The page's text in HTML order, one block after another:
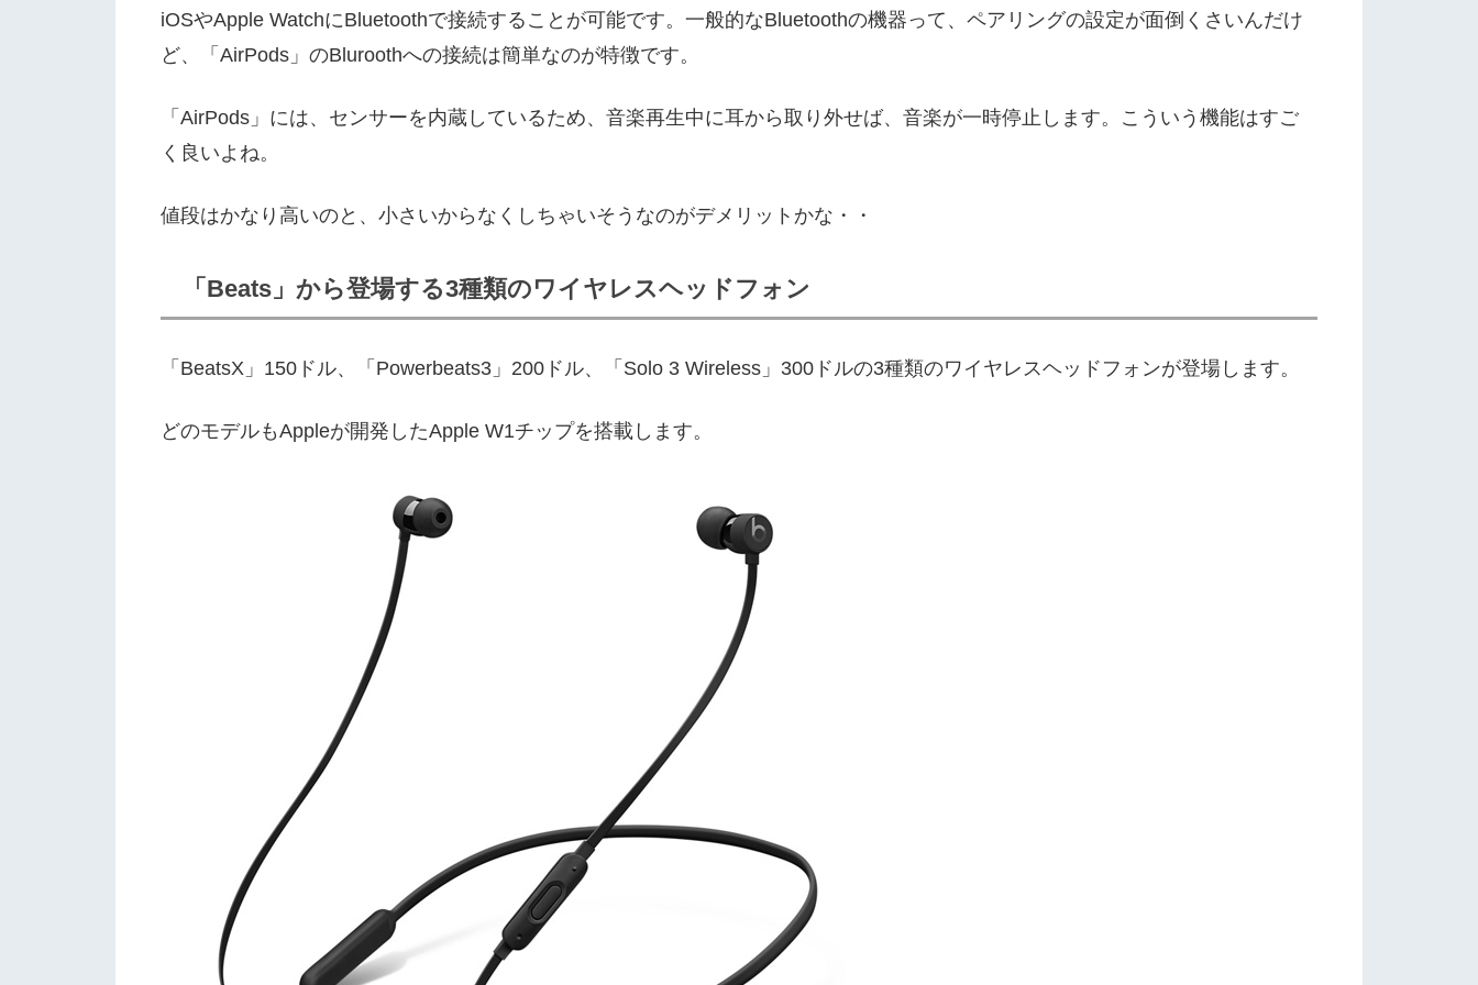
iOSやApple WatchにBluetoothで接続することが可能です。一般的なBluetoothの機器って、ペアリングの設定が面倒くさいんだけ
ど、「AirPods」のBluroothへの接続は簡単なのが特徴です。
「AirPods」には、センサーを内蔵しているため、音楽再生中に耳から取り外せば、音楽が一時停止します。こういう機能はすご
く良いよね。
値段はかなり高いのと、小さいからなくしちゃいそうなのがデメリットかな・・
「Beats」から登場する3種類のワイヤレスヘッドフォン
「BeatsX」150ドル、「Powerbeats3」200ドル、「Solo 3 Wireless」300ドルの3種類のワイヤレスヘッドフォンが登場します。
どのモデルもAppleが開発したApple W1チップを搭載します。